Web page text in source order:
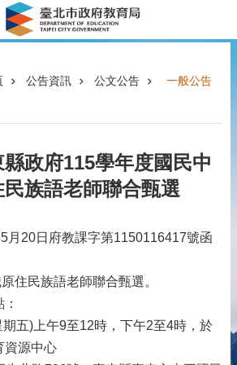
公告資訊 公文公告 一般公告
縣政府115學年度國民中
族語老師聯合甄選
月20日府教課字第1150116417號函
民族語老師聯合甄選。
五)上午9至12時，下午2至4時，於
資源中心